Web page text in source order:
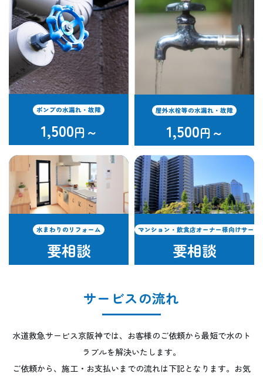
ポンプの水漏れ・故障
1,500円～
屋外水栓等の水漏れ・故障
1,500円～
水まわりのリフォーム
要相談
マンション・飲食店オーナー様向けサービ
要相談
サービスの流れ
水道救急サービス京阪神では、お客様のご依頼から最短で水のト
ラブルを解決いたします。
ご依頼から、施工・お支払いまでの流れは下記となります。お気